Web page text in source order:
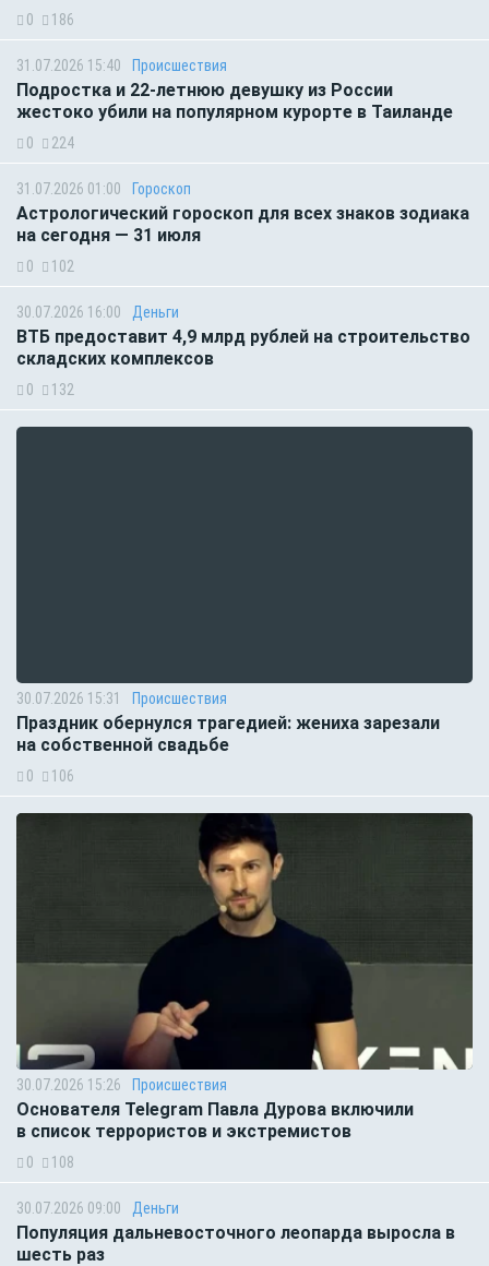
0 186
31.07.2026 15:40 Происшествия
Подростка и 22-летнюю девушку из России
жестоко убили на популярном курорте в Таиланде
0 224
31.07.2026 01:00 Гороскоп
Астрологический гороскоп для всех знаков зодиака
на сегодня — 31 июля
0 102
30.07.2026 16:00 Деньги
ВТБ предоставит 4,9 млрд рублей на строительство
складских комплексов
0 132
30.07.2026 15:31 Происшествия
Праздник обернулся трагедией: жениха зарезали
на собственной свадьбе
0 106
30.07.2026 15:26 Происшествия
Основателя Telegram Павла Дурова включили
в список террористов и экстремистов
0 108
30.07.2026 09:00 Деньги
Популяция дальневосточного леопарда выросла в
шесть раз